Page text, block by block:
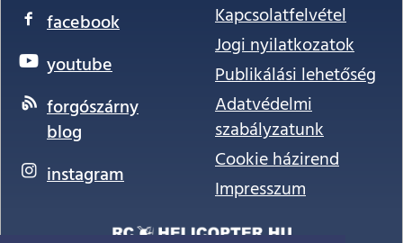
facebook
youtube
forgószárny
blog
instagram
Kapcsolatfelvétel
Jogi nyilatkozatok
Publikálási lehetőség
Adatvédelmi
szabályzatunk
Cookie házirend
Impresszum